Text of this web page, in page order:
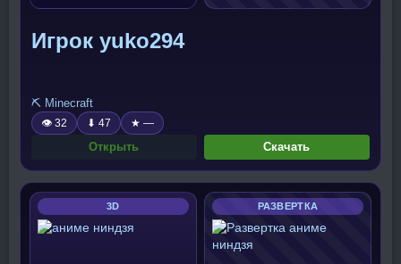
Игрок yuko294
⛏️ Minecraft
👁 32 ⬇ 47 ★ —
Открыть Скачать
3D РАЗВЕРТКА